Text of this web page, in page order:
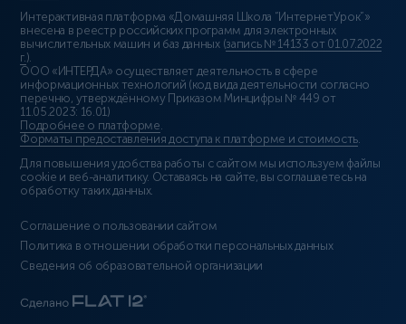
Интерактивная платформа «Домашняя Школа “ИнтернетУрок”»
внесена в реестр российских программ для электронных
вычислительных машин и баз данных (запись № 14133 от 01.07.2022
г.).
ООО «ИНТЕРДА» осуществляет деятельность в сфере
информационных технологий (код вида деятельности согласно
перечню, утверждённому Приказом Минцифры № 449 от
11.05.2023: 16.01)
Подробнее о платформе.
Форматы предоставления доступа к платформе и стоимость.
Для повышения удобства работы с сайтом мы используем файлы
cookie и веб-аналитику. Оставаясь на сайте, вы соглашаетесь на
обработку таких данных.
Соглашение о пользовании сайтом
Политика в отношении обработки персональных данных
Сведения об образовательной организации